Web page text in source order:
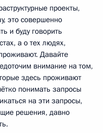
проекты,
это совершенно
и буду говорить
а о тех людях,
Давайте
внимание на том,
здесь проживают
понимать запросы
на эти запросы,
решения, давно